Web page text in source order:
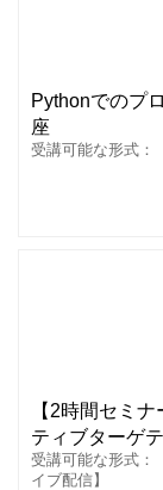
Pythonでのプ
座
受講可能な形式：
【2時間セミ
ティブターゲ
受講可能な形式：
イブ配信】